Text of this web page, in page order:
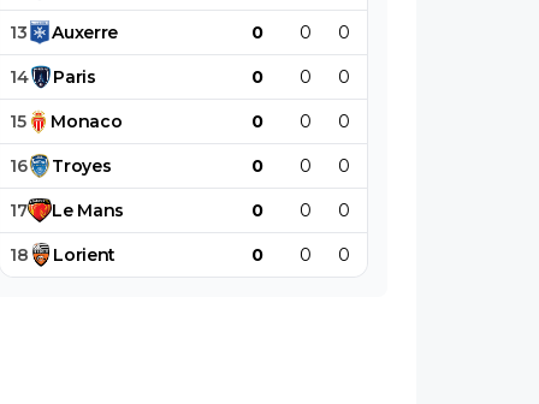
13 Auxerre 0 0 0
14 Paris 0 0 0
15 Monaco 0 0 0
16 Troyes 0 0 0
17 Le Mans 0 0 0
18 Lorient 0 0 0